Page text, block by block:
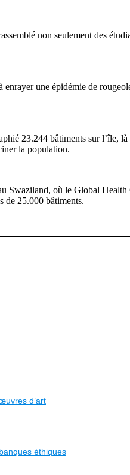
non seulement des
une épidémie de
23.244 bâtiments sur l’île,
la population.
Swaziland, où le Global
de 25.000 bâtiments.
d’art
éthiques